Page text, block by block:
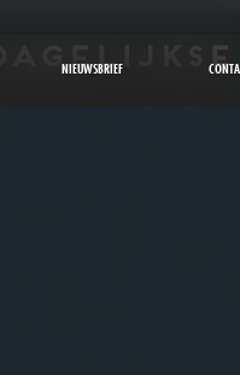
NIEUWSBRIEF